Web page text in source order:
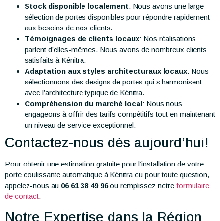
Stock disponible localement: Nous avons une large
sélection de portes disponibles pour répondre rapidement
aux besoins de nos clients.
Témoignages de clients locaux: Nos réalisations
parlent d’elles-mêmes. Nous avons de nombreux clients
satisfaits à Kénitra.
Adaptation aux styles architecturaux locaux: Nous
sélectionnons des designs de portes qui s’harmonisent
avec l’architecture typique de Kénitra.
Compréhension du marché local: Nous nous
engageons à offrir des tarifs compétitifs tout en maintenant
un niveau de service exceptionnel.
Contactez-nous dès aujourd’hui!
Pour obtenir une estimation gratuite pour l’installation de votre
porte coulissante automatique à Kénitra ou pour toute question,
appelez-nous au 06 61 38 49 96ou remplissez notre formulaire
de contact.
Notre Expertise dans la Région